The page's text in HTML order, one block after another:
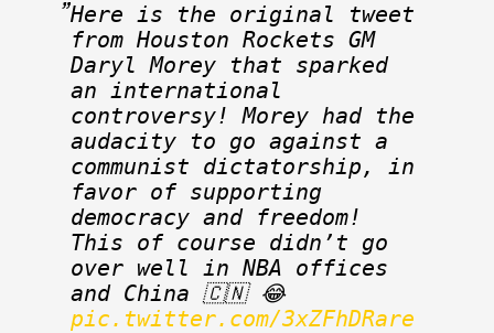
Here is the original tweet
from Houston Rockets GM
Daryl Morey that sparked
an international
controversy! Morey had the
audacity to go against a
communist dictatorship, in
favor of supporting
democracy and freedom!
This of course didn’t go
over well in NBA offices
and China 🇨🇳 😂
pic.twitter.com/3xZFhDRare